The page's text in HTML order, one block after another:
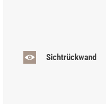
Sichtrückwand